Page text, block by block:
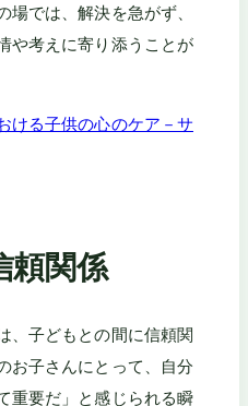
では、解決を急がず、
や考えに寄り添うことが
ける子供の心のケア－サ
頼関係
、子どもとの間に信頼関
お子さんにとって、自分
重要だ」と感じられる瞬